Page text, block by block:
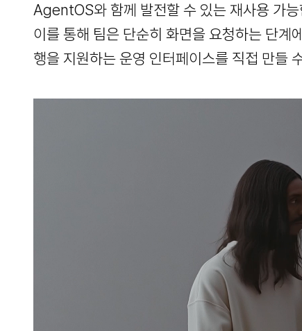
AgentOS와 함께 발전할 수 있는 재사용 가
이를 통해 팀은 단순히 화면을 요청하는 단
행을 지원하는 운영 인터페이스를 직접 만들